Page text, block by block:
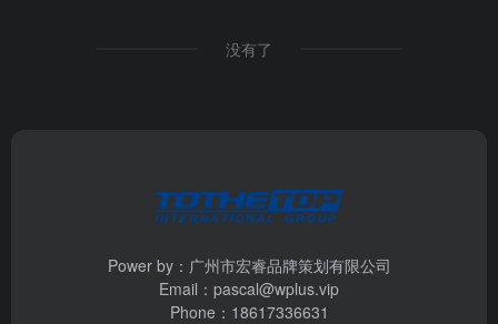
没有了
Power by：广州市宏睿品牌策划有限公司
Email：pascal@wplus.vip
Phone：18617336631